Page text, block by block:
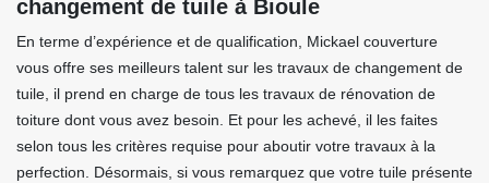
changement de tuile à Bioule
En terme d’expérience et de qualification, Mickael couverture
vous offre ses meilleurs talent sur les travaux de changement de
tuile, il prend en charge de tous les travaux de rénovation de
toiture dont vous avez besoin. Et pour les achevé, il les faites
selon tous les critères requise pour aboutir votre travaux à la
perfection. Désormais, si vous remarquez que votre tuile présente